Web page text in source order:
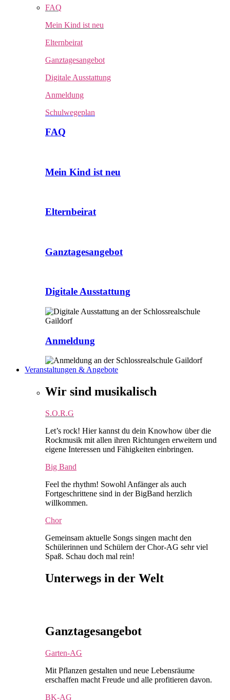
FAQ
Mein Kind ist neu
Elternbeirat
Ganztagesangebot
Digitale Ausstattung
Anmeldung
Schulwegeplan
FAQ
Mein Kind ist neu
Elternbeirat
Ganztagesangebot
Digitale Ausstattung
Anmeldung
Veranstaltungen & Angebote
Wir sind musikalisch
S.O.R.G
Let’s rock! Hier kannst du dein Knowhow über die
Rockmusik mit allen ihren Richtungen erweitern und
eigene Interessen und Fähigkeiten einbringen.
Big Band
Feel the rhythm! Sowohl Anfänger als auch
Fortgeschrittene sind in der BigBand herzlich
willkommen.
Chor
Gemeinsam aktuelle Songs singen macht den
Schülerinnen und Schülern der Chor-AG sehr viel
Spaß. Schau doch mal rein!
Unterwegs in der Welt
Ganztagesangebot
Garten-AG
Mit Pflanzen gestalten und neue Lebensräume
erschaffen macht Freude und alle profitieren davon.
BK-AG